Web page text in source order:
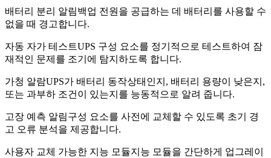
배터리 분리 알림백업 전원을 공급하는 데 배터리를 사용할 수
없을 때 경고합니다.
자동 자가 테스트UPS 구성 요소를 정기적으로 테스트하여 잠
재적인 문제를 조기에 탐지하도록 합니다.
가청 알람UPS가 배터리 동작상태인지, 배터리 용량이 낮은지,
또는 과부하 조건이 있는지를 능동적으로 알려 줍니다.
고장 예측 알림구성 요소를 사전에 교체할 수 있도록 초기 경
고 오류 분석을 제공합니다.
사용자 교체 가능한 지능 모듈지능 모듈을 간단하게 업그레이